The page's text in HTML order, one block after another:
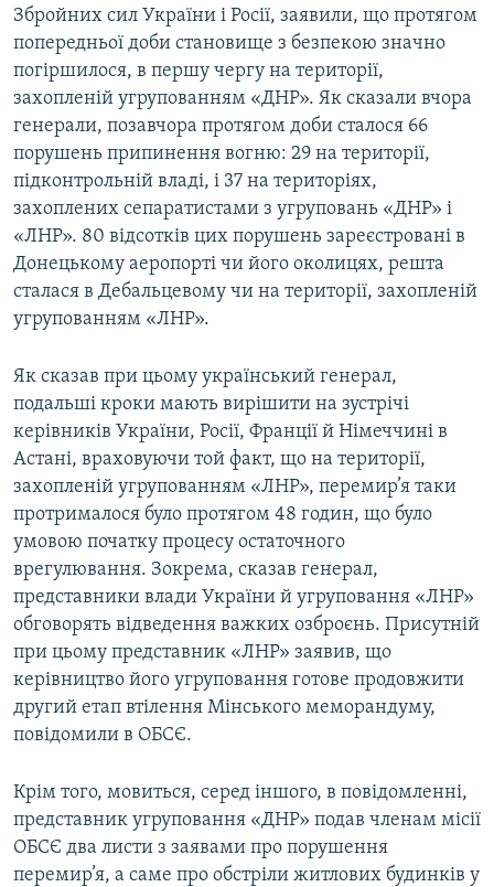
Усі сайти RFE/RL
Збройних сил України і Росії, заявили, що протягом
попередньої доби становище з безпекою значно
погіршилося, в першу чергу на території,
захопленій угрупованням «ДНР». Як сказали вчора
генерали, позавчора протягом доби сталося 66
порушень припинення вогню: 29 на території,
підконтрольній владі, і 37 на територіях,
захоплених сепаратистами з угруповань «ДНР» і
«ЛНР». 80 відсотків цих порушень зареєстровані в
Донецькому аеропорті чи його околицях, решта
сталася в Дебальцевому чи на території, захопленій
угрупованням «ЛНР».
Як сказав при цьому український генерал,
подальші кроки мають вирішити на зустрічі
керівників України, Росії, Франції й Німеччині в
Астані, враховуючи той факт, що на території,
захопленій угрупованням «ЛНР», перемир’я таки
протрималося було протягом 48 годин, що було
умовою початку процесу остаточного
врегулювання. Зокрема, сказав генерал,
представники влади України й угруповання «ЛНР»
обговорять відведення важких озброєнь. Присутній
при цьому представник «ЛНР» заявив, що
керівництво його угруповання готове продовжити
другий етап втілення Мінського меморандуму,
повідомили в ОБСЄ.
Крім того, мовиться, серед іншого, в повідомленні,
представник угруповання «ДНР» подав членам місії
ОБСЄ два листи з заявами про порушення
перемир’я, а саме про обстріли житлових будинків у